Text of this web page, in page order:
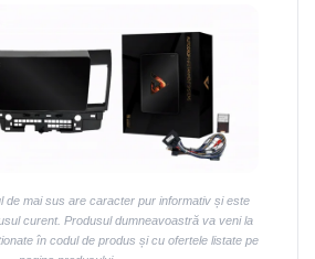
de mai sus are caracter pur informativ și este
curent. Produsul dumneavoastră va veni la
în codul de produs și cu ofertele listate pe